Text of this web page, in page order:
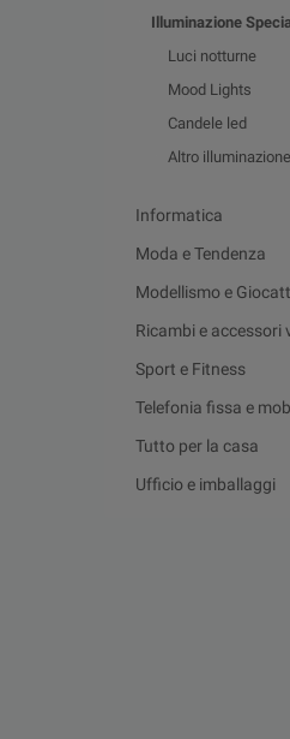
Illuminazione
Luci notturne
Mood Lights
Candele led
Altro illuminazione
Informatica
Moda e Tendenza
Modellismo e
Ricambi e accessori
Sport e Fitness
Telefonia fissa e
Tutto per la casa
Ufficio e imballaggi